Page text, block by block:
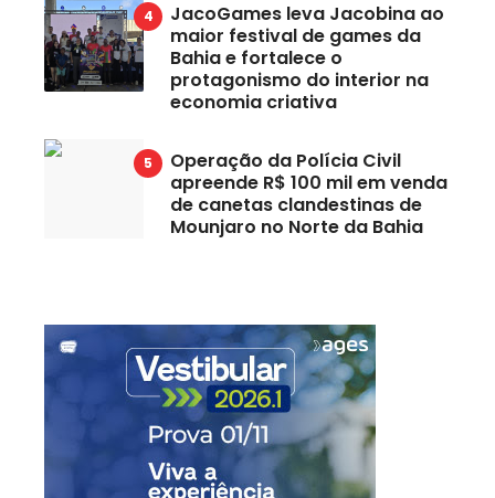
JacoGames leva Jacobina ao
maior festival de games da
Bahia e fortalece o
protagonismo do interior na
economia criativa
Operação da Polícia Civil
apreende R$ 100 mil em venda
de canetas clandestinas de
Mounjaro no Norte da Bahia